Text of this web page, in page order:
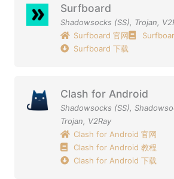
Surfboard
Shadowsocks (SS), Trojan,
Surfboard 官网
Surfboard 下载
Clash for Android
Shadowsocks (SS),
Trojan, V2Ray
Clash for Android 官网
Clash for Android 教程
Clash for Android 下载